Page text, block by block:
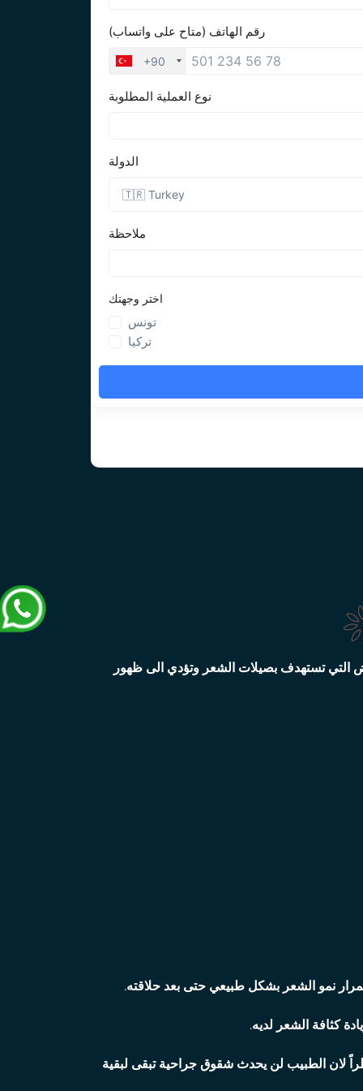
التي تستهدف بصيلات الشعر وتؤدي الى ظهور
نمو الشعر بشكل طبيعي حتى بعد حلاقته.
كثافة الشعر لديه.
لان الطبيب لن يحدث شقوق جراحية تبقى لبقية